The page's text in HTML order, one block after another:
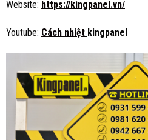
Website: https://kingpanel.vn/
Youtube: Cách nhiệt kingpanel